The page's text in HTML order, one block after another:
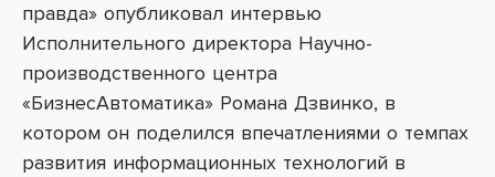
правда» опубликовал интервью
Исполнительного директора Научно-
производственного центра
«БизнесАвтоматика» Романа Дзвинко, в
котором он поделился впечатлениями о темпах
развития информационных технологий в